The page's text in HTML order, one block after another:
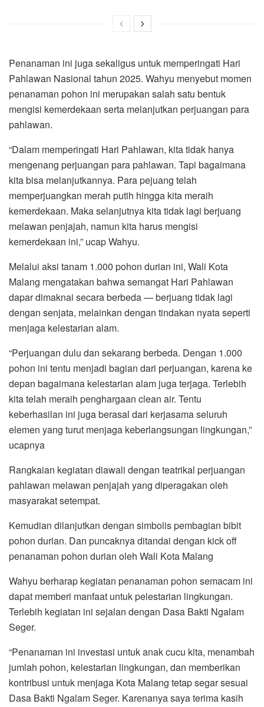
Penanaman ini juga sekaligus untuk memperingati Hari
Pahlawan Nasional tahun 2025. Wahyu menyebut momen
penanaman pohon ini merupakan salah satu bentuk
mengisi kemerdekaan serta melanjutkan perjuangan para
pahlawan.
“Dalam memperingati Hari Pahlawan, kita tidak hanya
mengenang perjuangan para pahlawan. Tapi bagaimana
kita bisa melanjutkannya. Para pejuang telah
memperjuangkan merah putih hingga kita meraih
kemerdekaan. Maka selanjutnya kita tidak lagi berjuang
melawan penjajah, namun kita harus mengisi
kemerdekaan ini,” ucap Wahyu.
Melalui aksi tanam 1.000 pohon durian ini, Wali Kota
Malang mengatakan bahwa semangat Hari Pahlawan
dapar dimaknai secara berbeda — berjuang tidak lagi
dengan senjata, melainkan dengan tindakan nyata seperti
menjaga kelestarian alam.
“Perjuangan dulu dan sekarang berbeda. Dengan 1.000
pohon ini tentu menjadi bagian dari perjuangan, karena ke
depan bagaimana kelestarian alam juga terjaga. Terlebih
kita telah meraih penghargaan clean air. Tentu
keberhasilan ini juga berasal dari kerjasama seluruh
elemen yang turut menjaga keberlangsungan lingkungan,”
ucapnya
Rangkaian kegiatan diawali dengan teatrikal perjuangan
pahlawan melawan penjajah yang diperagakan oleh
masyarakat setempat.
Kemudian dilanjutkan dengan simbolis pembagian bibit
pohon durian. Dan puncaknya ditandai dengan kick off
penanaman pohon durian oleh Wali Kota Malang
Wahyu berharap kegiatan penanaman pohon semacam ini
dapat memberi manfaat untuk pelestarian lingkungan.
Terlebih kegiatan ini sejalan dengan Dasa Bakti Ngalam
Seger.
“Penanaman ini investasi untuk anak cucu kita, menambah
jumlah pohon, kelestarian lingkungan, dan memberikan
kontribusi untuk menjaga Kota Malang tetap segar sesuai
Dasa Bakti Ngalam Seger. Karenanya saya terima kasih